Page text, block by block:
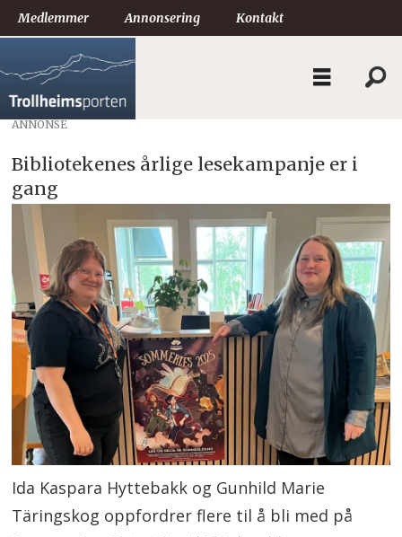
Medlemmer Annonsering Kontakt
ANNONSE
Bibliotekenes årlige lesekampanje er i
gang
Ida Kaspara Hyttebakk og Gunhild Marie
Täringskog oppfordrer flere til å bli med på